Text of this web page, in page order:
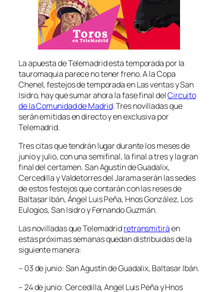
La apuesta de Telemadrid esta temporada por la
tauromaquia parece no tener freno. A la Copa
Chenel, festejos de temporada en Las ventas y San
Isidro, hay que sumar ahora la fase final delCircuito
de la Comunidad de Madrid. Tres novilladas que
serán emitidas en directo y en exclusiva por
Telemadrid.
Tres citas que tendrán lugar durante los meses de
junio y julio, con una semifinal, la final a tres y la gran
final del certamen. San Agustín de Guadalix,
Cercedilla y Valdetorres del Jarama serán las sedes
de estos festejos que contarán con las reses de
Baltasar Ibán, Ángel Luis Peña, Hnos González, Los
Eulogios, San Isidro y Fernando Guzmán.
Las novilladas que Telemadridretransmitiráen
estas próximas semanas quedan distribuidas de la
siguiente manera:
– 03 de junio: San Agustín de Guadalix, Baltasar Ibán.
– 24 de junio: Cercedilla, Angel Luis Peña y Hnos